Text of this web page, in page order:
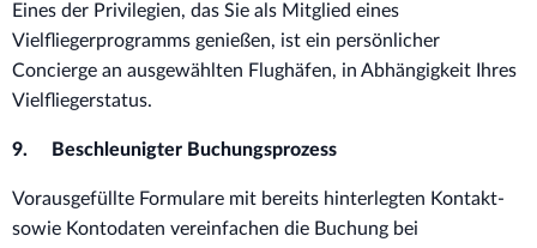
Eines der Privilegien, das Sie als Mitglied eines
Vielfliegerprogramms genießen, ist ein persönlicher
Concierge an ausgewählten Flughäfen, in Abhängigkeit Ihres
Vielfliegerstatus.
9. Beschleunigter Buchungsprozess
Vorausgefüllte Formulare mit bereits hinterlegten Kontakt-
sowie Kontodaten vereinfachen die Buchung bei